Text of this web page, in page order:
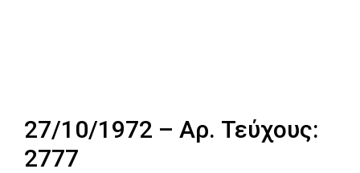
27/10/1972 – Αρ. Τεύχους:
2777